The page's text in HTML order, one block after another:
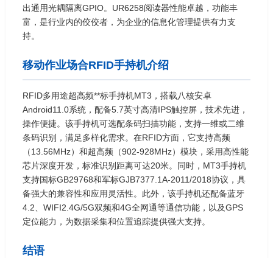
出通用光耦隔离GPIO。UR6258阅读器性能卓越，功能丰
富，是行业内的佼佼者，为企业的信息化管理提供有力支
持。
移动作业场合RFID手持机介绍
RFID多用途超高频**标手持机MT3，搭载八核安卓
Android11.0系统，配备5.7英寸高清IPS触控屏，技术先进，
操作便捷。该手持机可选配条码扫描功能，支持一维或二维
条码识别，满足多样化需求。在RFID方面，它支持高频
（13.56MHz）和超高频（902-928MHz）模块，采用高性能
芯片深度开发，标准识别距离可达20米。同时，MT3手持机
支持国标GB29768和军标GJB7377.1A-2011/2018协议，具
备强大的兼容性和应用灵活性。此外，该手持机还配备蓝牙
4.2、WIFI2.4G/5G双频和4G全网通等通信功能，以及GPS
定位能力，为数据采集和位置追踪提供强大支持。
结语